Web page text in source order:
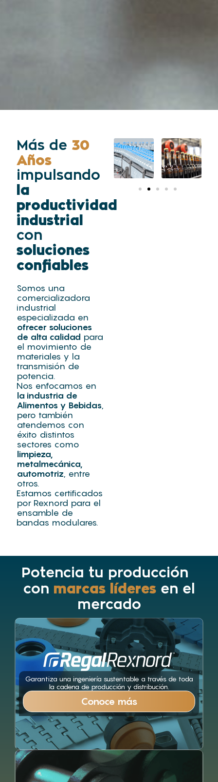
Más de 30
Años
impulsando
la
productividad
industrial
con
soluciones
confiables
Somos una
comercializadora
industrial
especializada en
ofrecer soluciones
de alta calidad para
el movimiento de
materiales y la
transmisión de
potencia.
Nos enfocamos en
la industria de
Alimentos y Bebidas
pero también
atendemos con
éxito distintos
sectores como
limpieza,
metalmecánica,
automotriz , entre
otros.
Estamos certificados
por Rexnord para el
ensamble de
bandas modulares.
Potencia tu producción
con marcas líderesen el
mercado
Garantiza una ingeniería sustentable a través de toda
la cadena de producción y distribución.
Conoce más